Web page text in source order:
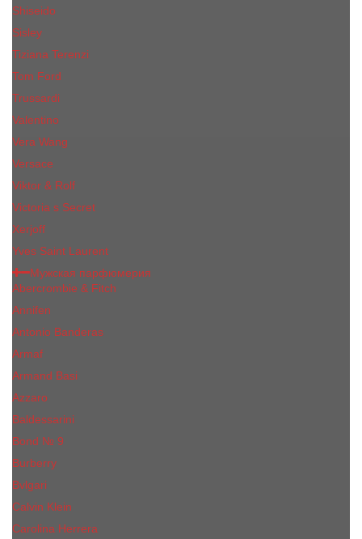
Shiseido
Sisley
Tiziana Terenzi
Tom Ford
Trussardi
Valentino
Vera Wang
Versace
Viktor & Rolf
Victoria s Secret
Xerjoff
Yves Saint Laurent
Мужская парфюмерия
Abercrombie & Fitch
Annifen
Antonio Banderas
Armaf
Armand Basi
Azzaro
Baldessarini
Bond № 9
Burberry
Bvlgari
Calvin Klein
Carolina Herrera